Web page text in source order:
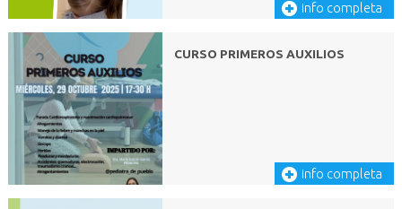
info completa
CURSO PRIMEROS AUXILIOS
info completa